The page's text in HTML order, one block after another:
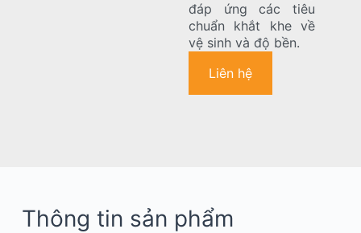
đáp ứng các tiêu
chuẩn khắt khe về
vệ sinh và độ bền.
Liên hệ
Thông tin sản phẩm